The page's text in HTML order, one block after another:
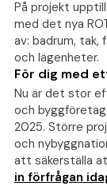
På projekt
med det nya
av: badrum, tak,
och lägenheter.
För dig med
Nu är det stor
och
2025. Större
och
att säkerställa
in förfrågan
tips